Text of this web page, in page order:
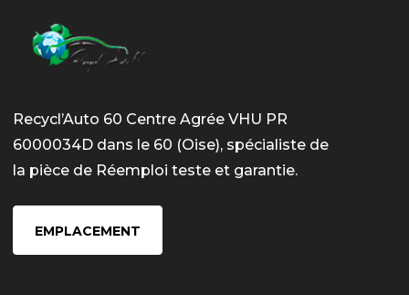
Recycl’Auto 60 Centre Agrée VHU PR
6000034D dans le 60 (Oise), spécialiste de
la pièce de Réemploi teste et garantie.
EMPLACEMENT